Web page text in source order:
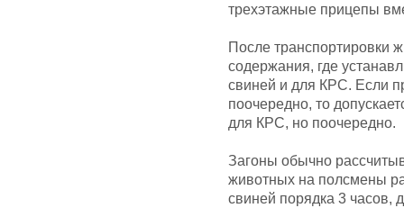
трехэтажные прицепы
После транспортировки
содержания, где
свиней и для КРС. Если
поочередно, то
для КРС, но поочередно.
Загоны обычно
животных на полсмены
свиней порядка 3 часов,